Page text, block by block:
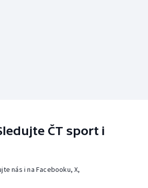
ČT sport i
nás i na Facebooku, X,